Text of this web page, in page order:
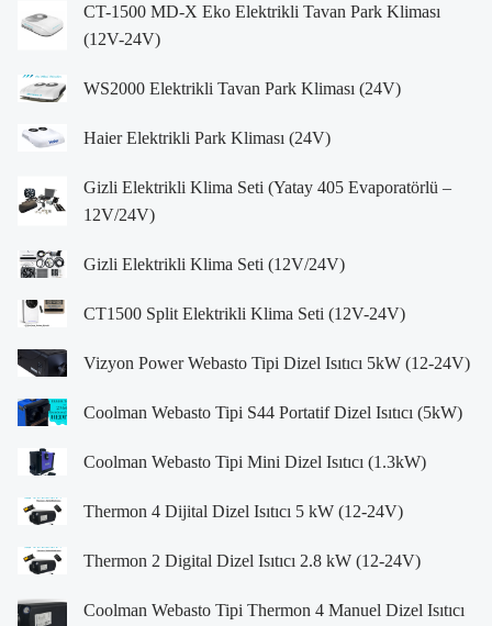
CT-1500 MD-X Eko Elektrikli Tavan Park Kliması
(12V-24V)
WS2000 Elektrikli Tavan Park Kliması (24V)
Haier Elektrikli Park Kliması (24V)
Gizli Elektrikli Klima Seti (Yatay 405 Evaporatörlü –
12V/24V)
Gizli Elektrikli Klima Seti (12V/24V)
CT1500 Split Elektrikli Klima Seti (12V-24V)
Vizyon Power Webasto Tipi Dizel Isıtıcı 5kW (12-24V)
Coolman Webasto Tipi S44 Portatif Dizel Isıtıcı (5kW)
Coolman Webasto Tipi Mini Dizel Isıtıcı (1.3kW)
Thermon 4 Dijital Dizel Isıtıcı 5 kW (12-24V)
Thermon 2 Digital Dizel Isıtıcı 2.8 kW (12-24V)
Coolman Webasto Tipi Thermon 4 Manuel Dizel Isıtıcı